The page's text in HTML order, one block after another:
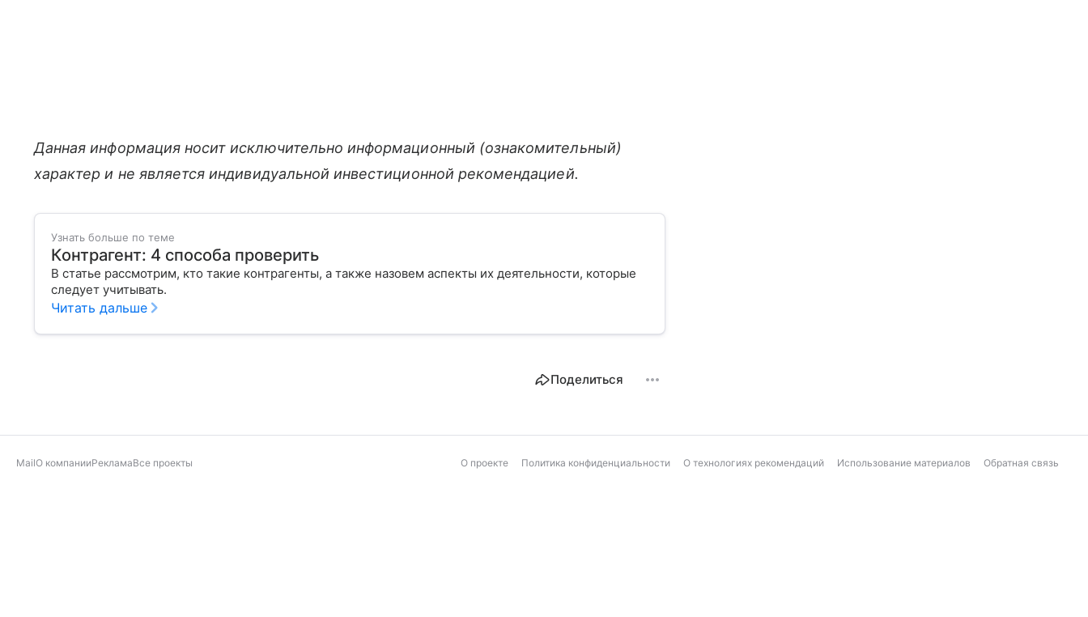
Данная информация носит исключительно информационный (ознакомительный)
характер и не является индивидуальной инвестиционной рекомендацией.
Узнать больше по теме
Контрагент: 4 способа проверить
В статье рассмотрим, кто такие контрагенты, а также назовем аспекты их деятельности, которые
следует учитывать.
Читать дальше
Поделиться
MailО компанииРекламаВсе проекты О проекте Политика конфиденциальности О технологиях рекомендаций Использование материалов Обратная связь